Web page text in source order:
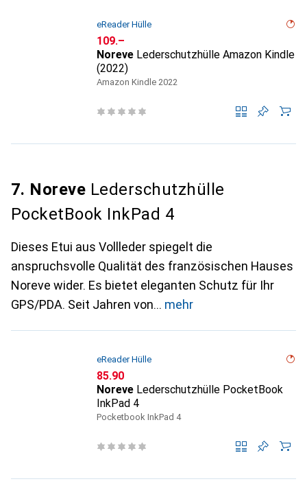
eReader Hülle
CHF
109.–
Noreve Lederschutzhülle Amazon Kindle
(2022)
Amazon Kindle 2022
7. Noreve Lederschutzhülle
PocketBook InkPad 4
Dieses Etui aus Vollleder spiegelt die
anspruchsvolle Qualität des französischen Hauses
Noreve wider. Es bietet eleganten Schutz für Ihr
GPS/PDA. Seit Jahren von
mehr
eReader Hülle
CHF
85.90
Noreve Lederschutzhülle PocketBook
InkPad 4
Pocketbook InkPad 4